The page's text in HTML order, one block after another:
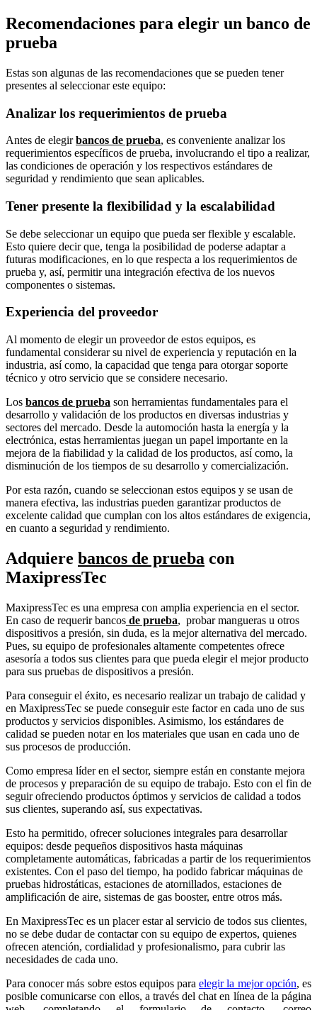
Recomendaciones para elegir un banco de
prueba
Estas son algunas de las recomendaciones que se pueden tener
presentes al seleccionar este equipo:
Analizar los requerimientos de prueba
Antes de elegirbancos de prueba, es conveniente analizar los
requerimientos específicos de prueba, involucrando el tipo a realizar,
las condiciones de operación y los respectivos estándares de
seguridad y rendimiento que sean aplicables.
Tener presente la flexibilidad y la escalabilidad
Se debe seleccionar un equipo que pueda ser flexible y escalable.
Esto quiere decir que, tenga la posibilidad de poderse adaptar a
futuras modificaciones, en lo que respecta a los requerimientos de
prueba y, así, permitir una integración efectiva de los nuevos
componentes o sistemas.
Experiencia del proveedor
Al momento de elegir un proveedor de estos equipos, es
fundamental considerar su nivel de experiencia y reputación en la
industria, así como, la capacidad que tenga para otorgar soporte
técnico y otro servicio que se considere necesario.
Los bancos de prueba son herramientas fundamentales para el
desarrollo y validación de los productos en diversas industrias y
sectores del mercado. Desde la automoción hasta la energía y la
electrónica, estas herramientas juegan un papel importante en la
mejora de la fiabilidad y la calidad de los productos, así como, la
disminución de los tiempos de su desarrollo y comercialización.
Por esta razón, cuando se seleccionan estos equipos y se usan de
manera efectiva, las industrias pueden garantizar productos de
excelente calidad que cumplan con los altos estándares de exigencia,
en cuanto a seguridad y rendimiento.
Adquiere bancos de prueba con
MaxipressTec
MaxipressTec es una empresa con amplia experiencia en el sector.
En caso de requerir bancos de prueba, probar mangueras u otros
dispositivos a presión, sin duda, es la mejor alternativa del mercado.
Pues, su equipo de profesionales altamente competentes ofrece
asesoría a todos sus clientes para que pueda elegir el mejor producto
para sus pruebas de dispositivos a presión.
Para conseguir el éxito, es necesario realizar un trabajo de calidad y
en MaxipressTec se puede conseguir este factor en cada uno de sus
productos y servicios disponibles. Asimismo, los estándares de
calidad se pueden notar en los materiales que usan en cada uno de
sus procesos de producción.
Como empresa líder en el sector, siempre están en constante mejora
de procesos y preparación de su equipo de trabajo. Esto con el fin de
seguir ofreciendo productos óptimos y servicios de calidad a todos
sus clientes, superando así, sus expectativas.
Esto ha permitido, ofrecer soluciones integrales para desarrollar
equipos: desde pequeños dispositivos hasta máquinas
completamente automáticas, fabricadas a partir de los requerimientos
existentes. Con el paso del tiempo, ha podido fabricar máquinas de
pruebas hidrostáticas, estaciones de atornillados, estaciones de
amplificación de aire, sistemas de gas booster, entre otros más.
En MaxipressTec es un placer estar al servicio de todos sus clientes,
no se debe dudar de contactar con su equipo de expertos, quienes
ofrecen atención, cordialidad y profesionalismo, para cubrir las
necesidades de cada uno.
Para conocer más sobre estos equipos paraelegir la mejor opción, es
posible comunicarse con ellos, a través del chat en línea de la página